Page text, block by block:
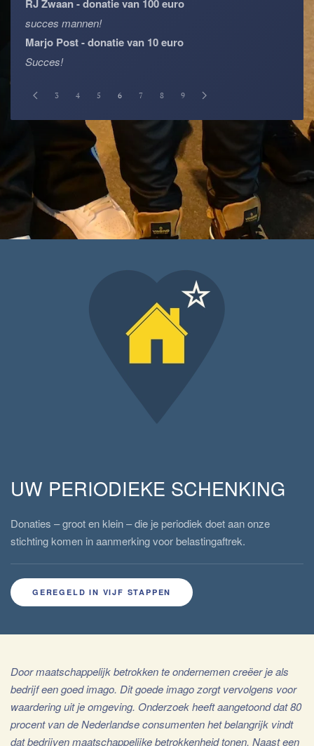
RJ Zwaan - donatie van 100 euro
succes mannen!
Marjo Post - donatie van 10 euro
Succes!
3 4 5 6 7 8 9
UW PERIODIEKE SCHENKING
Donaties – groot en klein – die je periodiek doet aan onze
stichting komen in aanmerking voor belastingaftrek.
GEREGELD IN VIJF STAPPEN
Door maatschappelijk betrokken te ondernemen creëer je als
bedrijf een goed imago. Dit goede imago zorgt vervolgens voor
waardering uit je omgeving. Onderzoek heeft aangetoond dat 80
procent van de Nederlandse consumenten het belangrijk vindt
dat bedrijven maatschappelijke betrokkenheid tonen. Naast een